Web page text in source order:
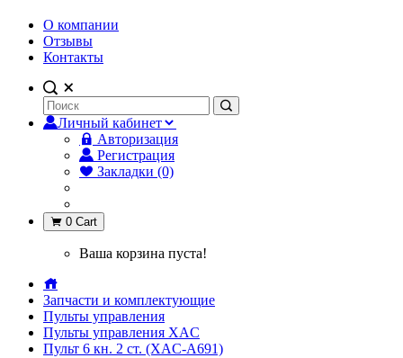
О компании
Отзывы
Контакты
Личный кабинет
Авторизация
Регистрация
Закладки (0)
0 Cart
Ваша корзина пуста!
Запчасти и комплектующие
Пульты управления
Пульты управления XAC
Пульт 6 кн. 2 ст. (XАC-A691)